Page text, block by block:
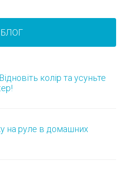
БЛОГ
колір та усуньте
на руле в домашних